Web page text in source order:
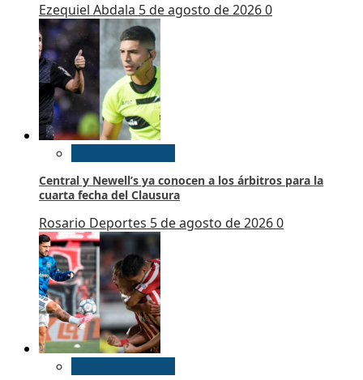
Ezequiel Abdala 5 de agosto de 20260
Central y Newell’s ya conocen a los árbitros para la
cuarta fecha del Clausura
Rosario Deportes 5 de agosto de 20260